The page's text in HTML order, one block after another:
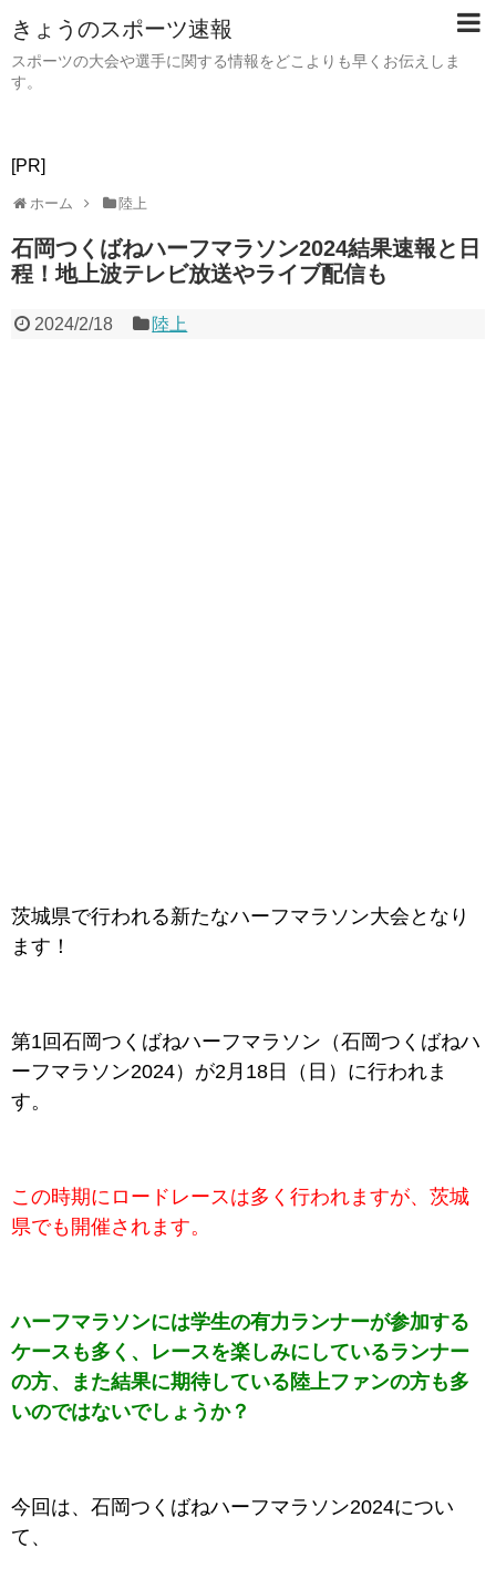
きょうのスポーツ速報
スポーツの大会や選手に関する情報をどこよりも早くお伝えしま
す。
[PR]
ホーム 陸上
石岡つくばねハーフマラソン2024結果速報と日
程！地上波テレビ放送やライブ配信も
2024/2/18 陸上
茨城県で行われる新たなハーフマラソン大会となり
ます！
第1回石岡つくばねハーフマラソン（石岡つくばねハ
ーフマラソン2024）が2月18日（日）に行われま
す。
この時期にロードレースは多く行われますが、茨城
県でも開催されます。
ハーフマラソンには学生の有力ランナーが参加する
ケースも多く、レースを楽しみにしているランナー
の方、また結果に期待している陸上ファンの方も多
いのではないでしょうか？
今回は、石岡つくばねハーフマラソン2024につい
て、